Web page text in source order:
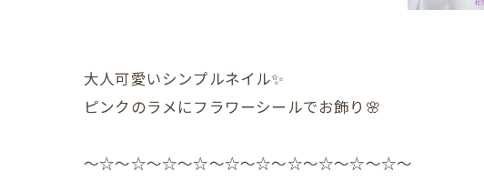
大人可愛いシンプルネイル✨️
ピンクのラメにフラワーシールでお飾り🌸
〜☆〜☆〜☆〜☆〜☆〜☆〜☆〜☆〜☆〜☆〜